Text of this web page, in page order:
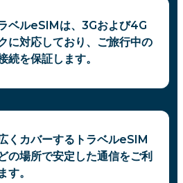
ベルeSIMは、3Gおよび4G
に対応しており、ご旅行中の
続を保証します。
くカバーするトラベルeSIM
の場所で安定した通信をご利
す。